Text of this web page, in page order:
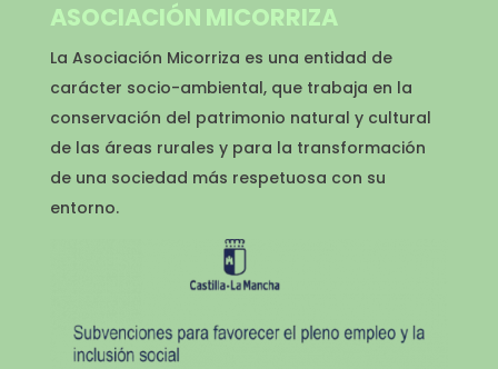
ASOCIACIÓN MICORRIZA
La Asociación Micorriza es una entidad de
carácter socio-ambiental, que trabaja en la
conservación del patrimonio natural y cultural
de las áreas rurales y para la transformación
de una sociedad más respetuosa con su
entorno.